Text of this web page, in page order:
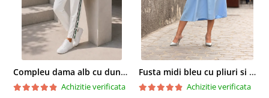
Compleu dama alb cu dungi laterale in nuante de verde si negru
Achizitie verificata
Fusta midi bleu cu pliuri si buzunare
Achizitie verificata